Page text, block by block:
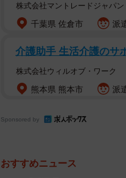
株式会社マントレードジャパン
千葉県 佐倉市 派
介護助手 生活介護のサ
株式会社ウィルオブ・ワーク
熊本県 熊本市 派
Sponsored by
おすすめニュース